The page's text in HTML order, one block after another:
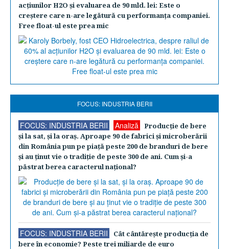
acţiunilor H2O şi evaluarea de 90 mld. lei: Este o
creştere care n-are legătură cu performanţa companiei.
Free float-ul este prea mic
FOCUS: INDUSTRIA BERII
FOCUS: INDUSTRIA BERII Analiză
Producţie de bere
şi la sat, şi la oraş. Aproape 90 de fabrici şi microberării
din România pun pe piaţă peste 200 de branduri de bere
şi au ţinut vie o tradiţie de peste 300 de ani. Cum şi-a
păstrat berea caracterul naţional?
FOCUS: INDUSTRIA BERII
Cât cântăreşte producţia de
bere în economie? Peste trei miliarde de euro